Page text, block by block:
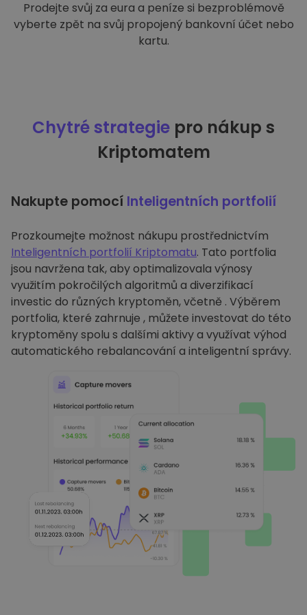
Prodejte svůj za eura a peníze si bezproblémově
vyberte zpět na svůj propojený bankovní účet nebo
kartu.
Chytré strategie pro nákup s
Kriptomatem
Nakupte pomocí Inteligentních portfolií
Prozkoumejte možnost nákupu prostřednictvím
Inteligentních portfolií Kriptomatu. Tato portfolia
jsou navržena tak, aby optimalizovala výnosy
využitím pokročilých algoritmů a diverzifikací
investic do různých kryptoměn, včetně . Výběrem
portfolia, které zahrnuje , můžete investovat do této
kryptoměny spolu s dalšími aktivy a využívat výhod
automatického rebalancování a inteligentní správy.